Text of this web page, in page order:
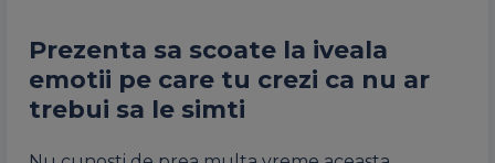
Prezenta sa scoate la iveala
emotii pe care tu crezi ca nu ar
trebui sa le simti